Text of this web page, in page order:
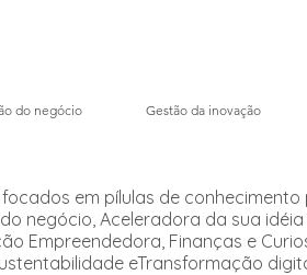
Gestão da inovação
do negócio
em pílulas de
negócio, Aceleradora da sua
Empreendedora, Finanças e
eTransformação